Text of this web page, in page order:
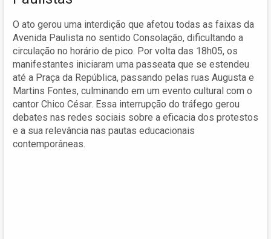
O ato gerou uma interdição que afetou todas as faixas da
Avenida Paulista no sentido Consolação, dificultando a
circulação no horário de pico. Por volta das 18h05, os
manifestantes iniciaram uma passeata que se estendeu
até a Praça da República, passando pelas ruas Augusta e
Martins Fontes, culminando em um evento cultural com o
cantor Chico César. Essa interrupção do tráfego gerou
debates nas redes sociais sobre a eficacia dos protestos
e a sua relevância nas pautas educacionais
contemporâneas.